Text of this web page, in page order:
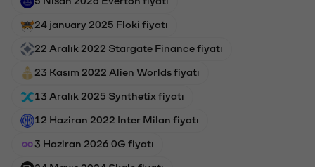
24 january 2025 Floki fiyatı
22 Aralık 2022 Stargate Finance fiyatı
23 Kasım 2022 Alien Worlds fiyatı
13 Aralık 2025 Synthetix fiyatı
12 Haziran 2022 Inter Milan fiyatı
3 Haziran 2026 0G fiyatı